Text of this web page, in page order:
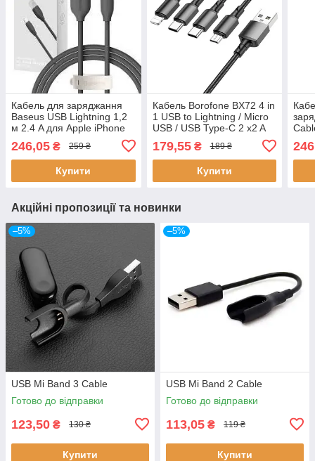
Кабель для заряджання
Baseus USB Lightning 1,2
м 2.4 A для Apple iPhone
швидке заряджання
246,05 ₴ 259 ₴
Купити
Кабель Borofone BX72 4 in
1 USB to Lightning / Micro
USB / USB Type-C 2 x2 A
179,55₴ 189 ₴
Купити
Акційні пропозиції та новинки
–5%
USB Mi Band 3 Cable
Готово до відправки
123,50 ₴ 130 ₴
Купити
–5%
USB Mi Band 2 Cable
Готово до відправки
113,05 ₴ 119 ₴
Купити